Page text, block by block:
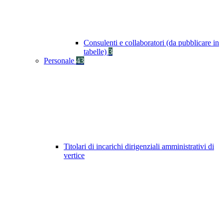
Consulenti e collaboratori (da pubblicare in
tabelle) 3
Personale 43
Titolari di incarichi dirigenziali amministrativi di
vertice